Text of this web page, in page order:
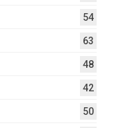
54
63
48
42
50